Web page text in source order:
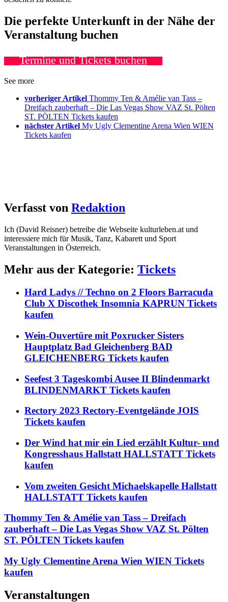
Die perfekte Unterkunft in der Nähe der
Veranstaltung buchen
Termine und Tickets buchen
See more
vorheriger Artikel Thommy Ten & Amélie van Tass –
Dreifach zauberhaft – Die Las Vegas Show VAZ St. Pölten
ST. PÖLTEN Tickets kaufen
nächster Artikel My Ugly Clementine Arena Wien WIEN
Tickets kaufen
Verfasst von Redaktion
Ich (David Reisner) betreibe die Webseite kulturleben.at und
interessiere mich für Musik, Tanz, Kabarett und Sport
Veranstaltungen in Österreich.
Mehr aus der Kategorie: Tickets
Hard Ladys // Techno on 2 Floors Barracuda
Club X Discothek Insomnia KAPRUN Tickets
kaufen
Wein-Ouvertüre mit Poxrucker Sisters
Hauptplatz Bad Gleichenberg BAD
GLEICHENBERG Tickets kaufen
Seefest 3 Tageskombi Ausee II Blindenmarkt
BLINDENMARKT Tickets kaufen
Rectory 2023 Rectory-Eventgelände JOIS
Tickets kaufen
Der Wind hat mir ein Lied erzählt Kultur- und
Kongresshaus Hallstatt HALLSTATT Tickets
kaufen
Vom zweiten Gesicht Michaelskapelle Hallstatt
HALLSTATT Tickets kaufen
Thommy Ten & Amélie van Tass – Dreifach
zauberhaft – Die Las Vegas Show VAZ St. Pölten
ST. PÖLTEN Tickets kaufen
My Ugly Clementine Arena Wien WIEN Tickets
kaufen
Veranstaltungen